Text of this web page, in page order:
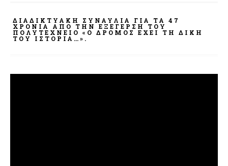
ΔΙΑΔΙΚΤΥΑΚΉ ΣΥΝΑΥΛΊΑ ΓΙΑ ΤΑ 47
ΧΡΌΝΙΑ ΑΠΌ ΤΗΝ ΕΞΈΓΕΡΣΗ ΤΟΥ
ΠΟΛΥΤΕΧΝΕΊΟ «Ο ΔΡΌΜΟΣ ΈΧΕΙ ΤΗ ΔΙΚΉ
ΤΟΥ ΙΣΤΟΡΊΑ…».